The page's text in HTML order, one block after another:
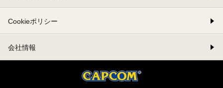
Cookieポリシー
会社情報